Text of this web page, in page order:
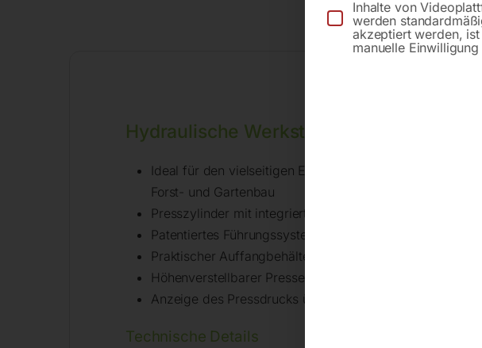
Beschreibung
Hydraulische Werkstattpresse WPP 15 TH
Ideal für den vielseitigen Einsatz im Handwerk und bei
Forst- und Gartenbau
Presszylinder mit integrierter Rückholfeder
Patentiertes Führungssystem garantiert optimale
Praktischer Auffangbehälter im Pressenfuß
Höhenverstellbarer Pressentisch mit Arretierungsbolzen
Anzeige des Pressdrucks über Manometer
Technische Details
Inhalte von
werden
akzeptiert werden,
manuelle